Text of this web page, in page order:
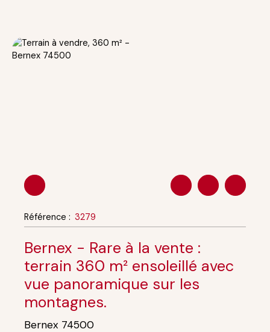
Référence : 3279
Bernex - Rare à la vente :
terrain 360 m² ensoleillé avec
vue panoramique sur les
montagnes.
Bernex 74500